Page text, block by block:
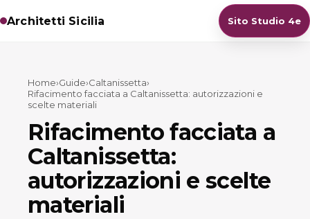
Architetti Sicilia Sito Studio 4e
Home›Guide›Caltanissetta›
Rifacimento facciata a Caltanissetta: autorizzazioni e
scelte materiali
Rifacimento facciata a
Caltanissetta:
autorizzazioni e scelte
materiali